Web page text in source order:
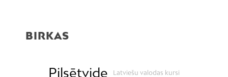
BIRKAS
Pilsētvide Latviešu valodas kursi